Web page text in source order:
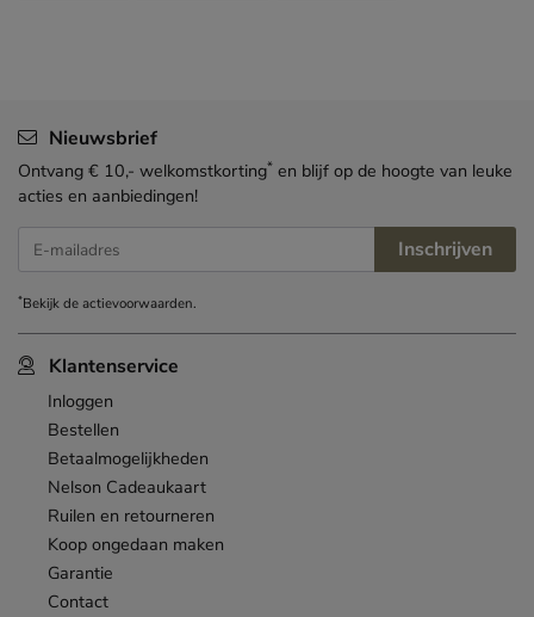
Klantenservice
Inloggen
Bestellen
Betaalmogelijkheden
Nelson Cadeaukaart
Ruilen en retourneren
Koop ongedaan maken
Garantie
Contact
Nieuwsbrief
Ontvang € 10,- welkomstkorting* en blijf op de hoogte van leuke
acties en aanbiedingen!
E-mailadres Inschrijven
*Bekijk deactievoorwaarden.